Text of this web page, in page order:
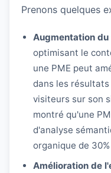
Prenons quelques
Augmentation
optimisant le
une PME peut
dans les
visiteurs sur son
montré qu'une
d'analyse
organique de
Amélioration de